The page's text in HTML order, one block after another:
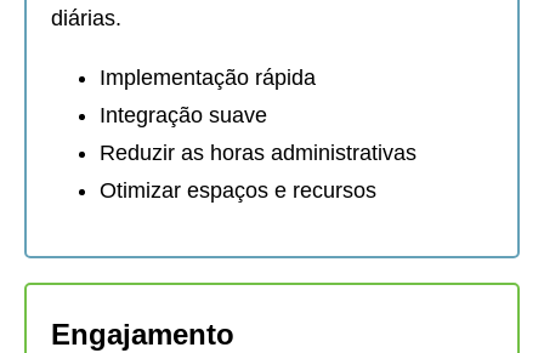
diárias.
Implementação rápida
Integração suave
Reduzir as horas administrativas
Otimizar espaços e recursos
Engajamento